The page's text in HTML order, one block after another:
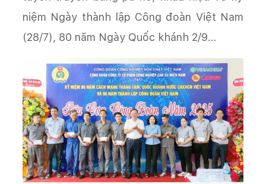
niệm Ngày thành lập Công đoàn Việt Nam
(28/7), 80 năm Ngày Quốc khánh 2/9…